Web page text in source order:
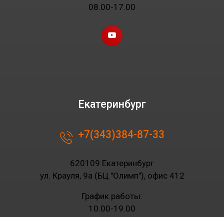
08.00-17.00
Екатеринбург
+7(343)384-87-33
620109 Екатеринбург
ул. Крауля, 9а (БЦ "Олимп"), офис 412
График работы:
10.00-19.00